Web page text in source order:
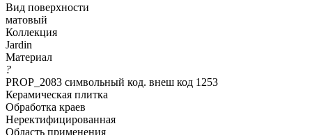
Вид поверхности
матовый
Коллекция
Jardin
Материал
?
PROP_2083 символьный код. внеш код 1253
Керамическая плитка
Обработка краев
Неректифицированная
Область применения